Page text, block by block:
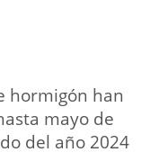
hormigón han
mayo de
del año 2024